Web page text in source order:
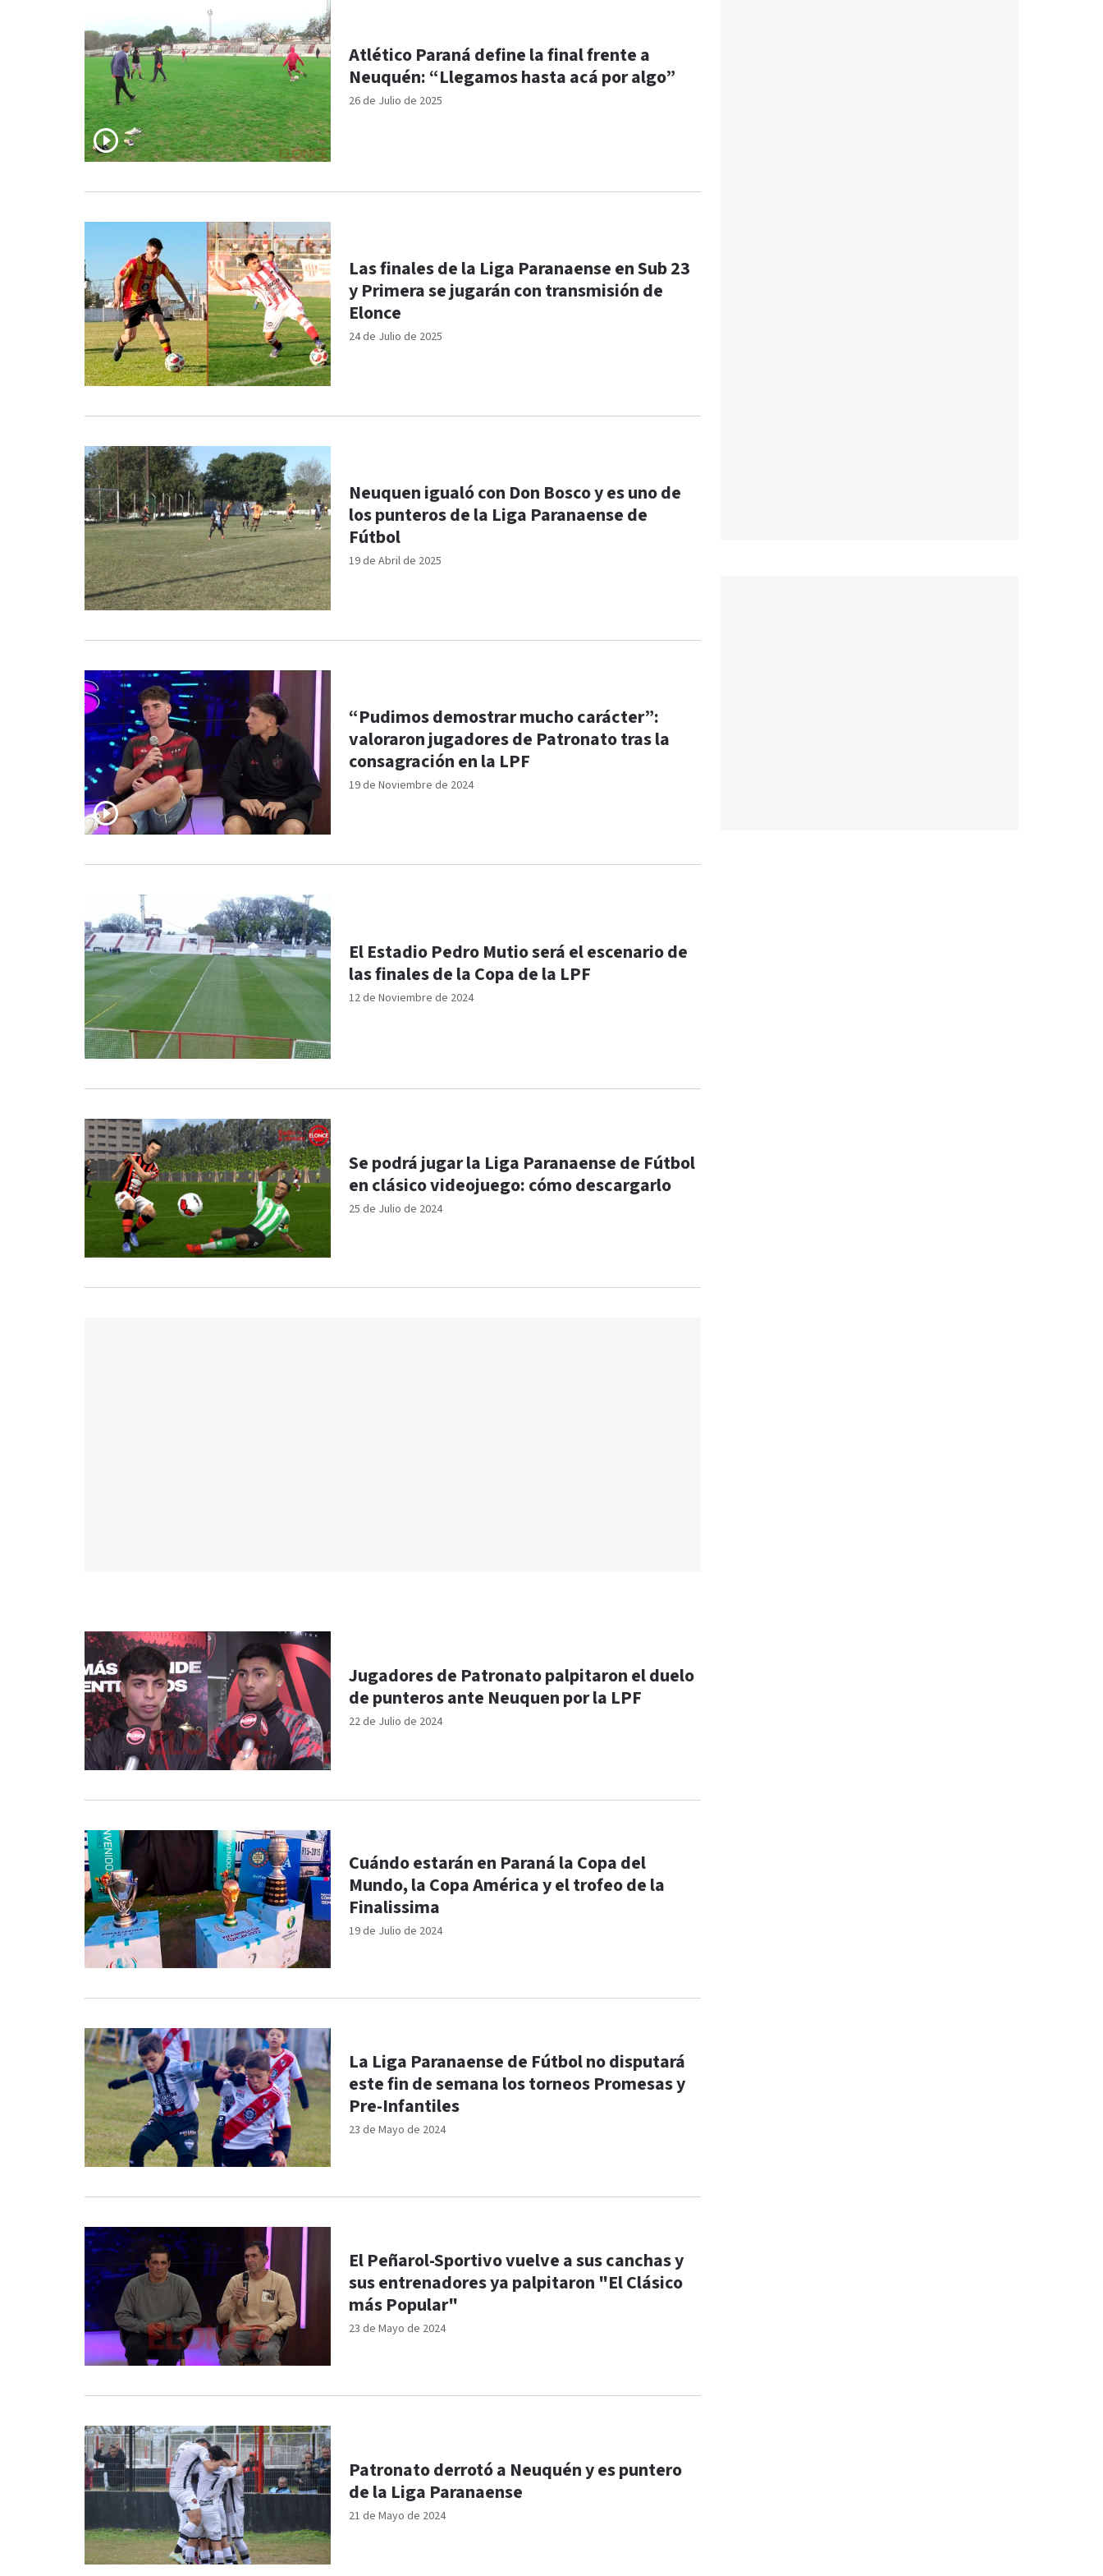
26 de Julio de 2025
Atlético Paraná define la final frente a
Neuquén: “Llegamos hasta acá por algo”
24 de Julio de 2025
Las finales de la Liga Paranaense en Sub 23
y Primera se jugarán con transmisión de
Elonce
19 de Abril de 2025
Neuquen igualó con Don Bosco y es uno de
los punteros de la Liga Paranaense de
Fútbol
19 de Noviembre de 2024
“Pudimos demostrar mucho carácter”:
valoraron jugadores de Patronato tras la
consagración en la LPF
12 de Noviembre de 2024
El Estadio Pedro Mutio será el escenario de
las finales de la Copa de la LPF
25 de Julio de 2024
Se podrá jugar la Liga Paranaense de Fútbol
en clásico videojuego: cómo descargarlo
22 de Julio de 2024
Jugadores de Patronato palpitaron el duelo
de punteros ante Neuquen por la LPF
19 de Julio de 2024
Cuándo estarán en Paraná la Copa del
Mundo, la Copa América y el trofeo de la
Finalissima
23 de Mayo de 2024
La Liga Paranaense de Fútbol no disputará
este fin de semana los torneos Promesas y
Pre-Infantiles
23 de Mayo de 2024
El Peñarol-Sportivo vuelve a sus canchas y
sus entrenadores ya palpitaron "El Clásico
más Popular"
21 de Mayo de 2024
Patronato derrotó a Neuquén y es puntero
de la Liga Paranaense